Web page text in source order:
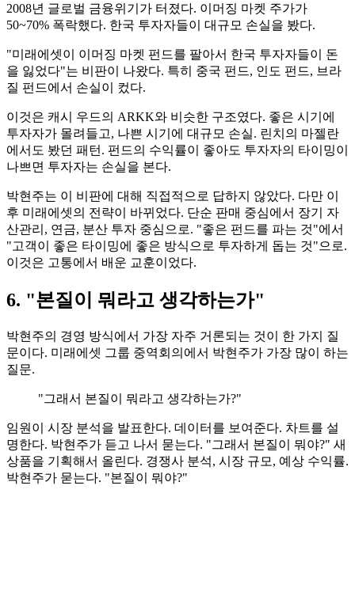
2008년 글로벌 금융위기가 터졌다. 이머징 마켓 주가가
50~70% 폭락했다. 한국 투자자들이 대규모 손실을 봤다.
"미래에셋이 이머징 마켓 펀드를 팔아서 한국 투자자들이 돈
을 잃었다"는 비판이 나왔다. 특히 중국 펀드, 인도 펀드, 브라
질 펀드에서 손실이 컸다.
이것은 캐시 우드의 ARKK와 비슷한 구조였다. 좋은 시기에
투자자가 몰려들고, 나쁜 시기에 대규모 손실. 린치의 마젤란
에서도 봤던 패턴. 펀드의 수익률이 좋아도 투자자의 타이밍이
나쁘면 투자자는 손실을 본다.
박현주는 이 비판에 대해 직접적으로 답하지 않았다. 다만 이
후 미래에셋의 전략이 바뀌었다. 단순 판매 중심에서 장기 자
산관리, 연금, 분산 투자 중심으로. "좋은 펀드를 파는 것"에서
"고객이 좋은 타이밍에 좋은 방식으로 투자하게 돕는 것"으로.
이것은 고통에서 배운 교훈이었다.
6. "본질이 뭐라고 생각하는가"
박현주의 경영 방식에서 가장 자주 거론되는 것이 한 가지 질
문이다. 미래에셋 그룹 중역회의에서 박현주가 가장 많이 하는
질문.
"그래서 본질이 뭐라고 생각하는가?"
임원이 시장 분석을 발표한다. 데이터를 보여준다. 차트를 설
명한다. 박현주가 듣고 나서 묻는다. "그래서 본질이 뭐야?" 새
상품을 기획해서 올린다. 경쟁사 분석, 시장 규모, 예상 수익률.
박현주가 묻는다. "본질이 뭐야?"